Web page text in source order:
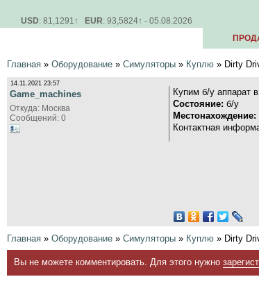
USD: 81,1291↑ EUR: 93,5824↑ - 05.08.2026
Главная » Оборудование » Симуляторы » Куплю » Dirty
14.11.2021 23:57
Game_machines
Откуда: Москва
Сообщений: 0
Купим б/у аппарат
Состояние: б/у
Местонахождение:
Контактная
Главная » Оборудование » Симуляторы » Куплю » Dirty
Вы не можете комментировать. Для этого нужно